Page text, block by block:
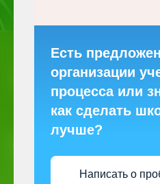
Есть
организации
процесса или
как сделать
лучше?
Написать о